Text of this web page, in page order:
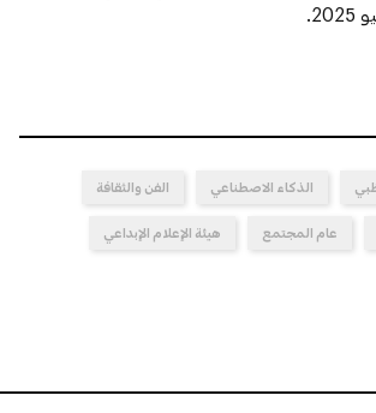
الذكاء الاصطناعي الفن والثقافة
عام المجتمع هيئة الإعلام الإبداعي